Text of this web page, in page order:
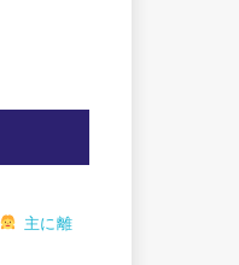
主に離